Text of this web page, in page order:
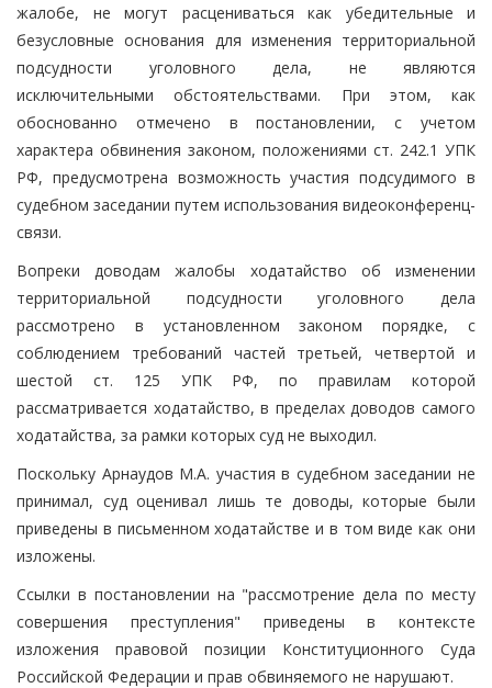
жалобе, не могут расцениваться как убедительные и
безусловные основания для изменения территориальной
подсудности уголовного дела, не являются
исключительными обстоятельствами. При этом, как
обоснованно отмечено в постановлении, с учетом
характера обвинения законом, положениями ст. 242.1 УПК
РФ, предусмотрена возможность участия подсудимого в
судебном заседании путем использования видеоконференц-
связи.
Вопреки доводам жалобы ходатайство об изменении
территориальной подсудности уголовного дела
рассмотрено в установленном законом порядке, с
соблюдением требований частей третьей, четвертой и
шестой ст. 125 УПК РФ, по правилам которой
рассматривается ходатайство, в пределах доводов самого
ходатайства, за рамки которых суд не выходил.
Поскольку Арнаудов М.А. участия в судебном заседании не
принимал, суд оценивал лишь те доводы, которые были
приведены в письменном ходатайстве и в том виде как они
изложены.
Ссылки в постановлении на "рассмотрение дела по месту
совершения преступления" приведены в контексте
изложения правовой позиции Конституционного Суда
Российской Федерации и прав обвиняемого не нарушают.